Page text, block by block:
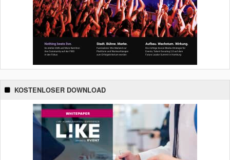
KOSTENLOSER DOWNLOAD